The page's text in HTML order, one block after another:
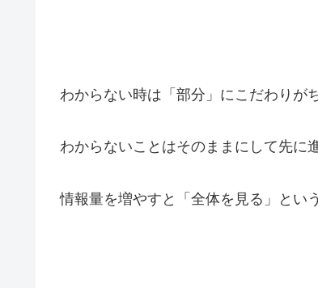
わからない時は「部分」にこだわりが
わからないことはそのままにして先に
情報量を増やすと「全体を見る」とい